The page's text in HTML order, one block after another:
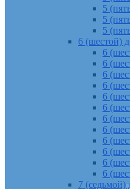
5
5
5
6 (шестой)
6
6
6
6
6
6
6
6
6
6
6
6
7 (седьмой)